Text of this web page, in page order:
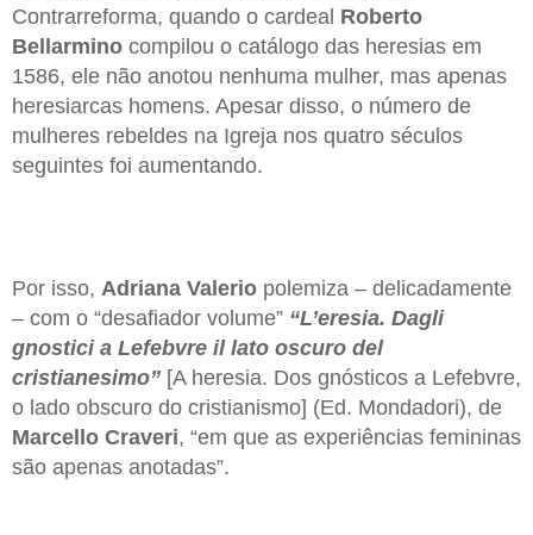
Contrarreforma, quando o cardeal Roberto
Bellarmino compilou o catálogo das heresias em
1586, ele não anotou nenhuma mulher, mas apenas
heresiarcas homens. Apesar disso, o número de
mulheres rebeldes na Igreja nos quatro séculos
seguintes foi aumentando.
Por isso, Adriana Valerio polemiza – delicadamente
– com o “desafiador volume” “L’eresia. Dagli
gnostici a Lefebvre il lato oscuro del
cristianesimo” [A heresia. Dos gnósticos a Lefebvre,
o lado obscuro do cristianismo] (Ed. Mondadori), de
Marcello Craveri, “em que as experiências femininas
são apenas anotadas”.